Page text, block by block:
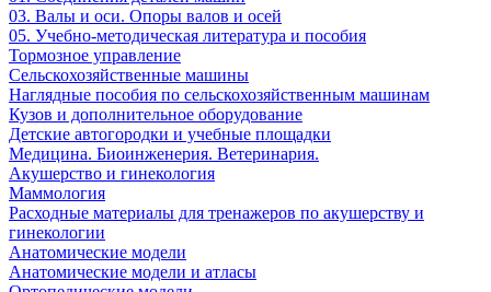
03. Валы и оси. Опоры валов и осей
05. Учебно-методическая литература и пособия
Тормозное управление
Сельскохозяйственные машины
Наглядные пособия по сельскохозяйственным машинам
Кузов и дополнительное оборудование
Детские автогородки и учебные площадки
Медицина. Биоинженерия. Ветеринария.
Акушерство и гинекология
Маммология
Расходные материалы для тренажеров по акушерству и
гинекологии
Анатомические модели
Анатомические модели и атласы